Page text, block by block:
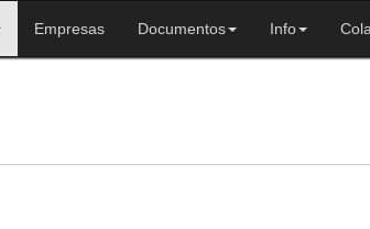
Empresas Documentos Info